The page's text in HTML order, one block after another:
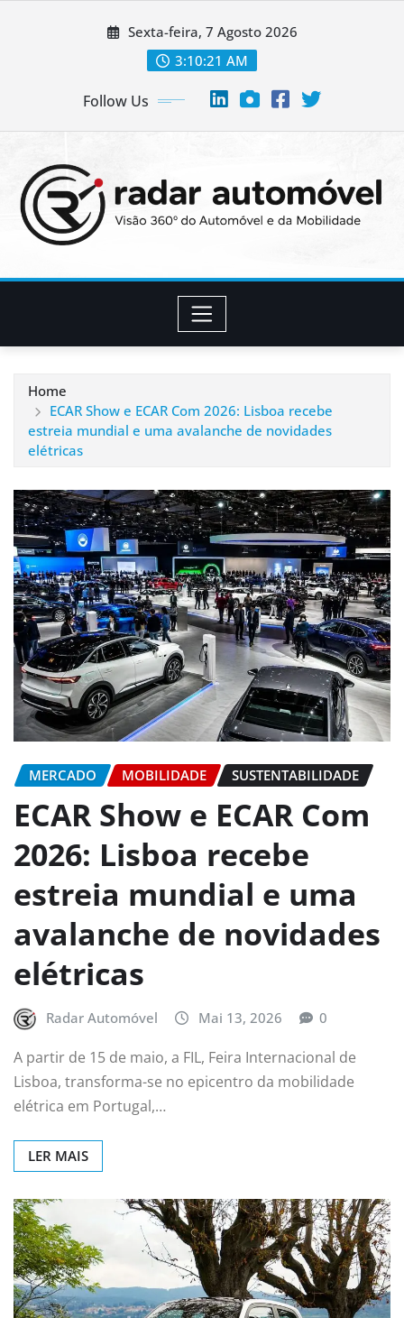
Sexta-feira, 7 Agosto 2026
3:10:22 AM
Follow Us
Home
ECAR Show e ECAR Com 2026: Lisboa recebe
estreia mundial e uma avalanche de novidades
elétricas
MERCADO MOBILIDADE SUSTENTABILIDADE
ECAR Show e ECAR Com
2026: Lisboa recebe
estreia mundial e uma
avalanche de novidades
elétricas
Radar Automóvel Mai 13, 2026 0
A partir de 15 de maio, a FIL, Feira Internacional de
Lisboa, transforma-se no epicentro da mobilidade
elétrica em Portugal,…
LER MAIS